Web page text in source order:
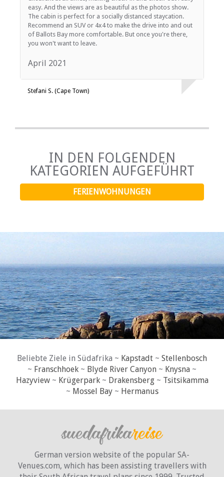
easy. And the views are as beautiful as the photos show.
The cabin is perfect for a socially distanced staycation.
Recommend an SUV or 4x4 to make the drive into and out
of Ballots Bay more comfortable. But once you're there,
you won't want to leave.
April 2021
Stefani S. (Cape Town)
IN DEN FOLGENDEN
KATEGORIEN AUFGEFÜHRT
FERIENWOHNUNGEN
Beliebte Ziele in Südafrika ~ Kapstadt ~ Stellenbosch
~ Franschhoek ~ Blyde River Canyon ~ Knysna ~
Hazyview~ Krügerpark~ Drakensberg~ Tsitsikamma
~ Mossel Bay~ Hermanus
German version website of the popular SA-
Venues.com, which has been assisting travellers with